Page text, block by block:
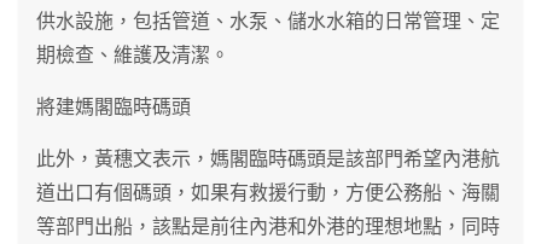
供水設施，包括管道、水泵、儲水水箱的日常管理、定
期檢查、維護及清潔。
將建媽閣臨時碼頭
此外，黃穗文表示，媽閣臨時碼頭是該部門希望內港航
道出口有個碼頭，如果有救援行動，方便公務船、海關
等部門出船，該點是前往內港和外港的理想地點，同時